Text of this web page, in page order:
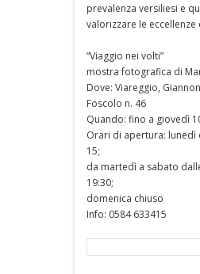
prevalenza versiliesi e
valorizzare le
“Viaggio nei volti”
mostra fotografica di
Dove: Viareggio,
Foscolo n. 46
Quando: fino a giovedì
Orari di apertura: lunedì
15;
da martedì a sabato
19:30;
domenica chiuso
Info: 0584 633415